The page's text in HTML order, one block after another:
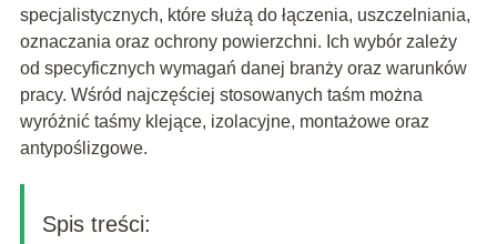
specjalistycznych, które służą do łączenia, uszczelniania,
oznaczania oraz ochrony powierzchni. Ich wybór zależy
od specyficznych wymagań danej branży oraz warunków
pracy. Wśród najczęściej stosowanych taśm można
wyróżnić taśmy klejące, izolacyjne, montażowe oraz
antypoślizgowe.
Spis treści: